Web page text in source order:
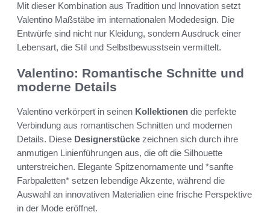
Mit dieser Kombination aus Tradition und Innovation setzt
Valentino Maßstäbe im internationalen Modedesign. Die
Entwürfe sind nicht nur Kleidung, sondern Ausdruck einer
Lebensart, die Stil und Selbstbewusstsein vermittelt.
Valentino: Romantische Schnitte und
moderne Details
Valentino verkörpert in seinen Kollektionen die perfekte
Verbindung aus romantischen Schnitten und modernen
Details. Diese Designerstücke zeichnen sich durch ihre
anmutigen Linienführungen aus, die oft die Silhouette
unterstreichen. Elegante Spitzenornamente und *sanfte
Farbpaletten* setzen lebendige Akzente, während die
Auswahl an innovativen Materialien eine frische Perspektive
in der Mode eröffnet.